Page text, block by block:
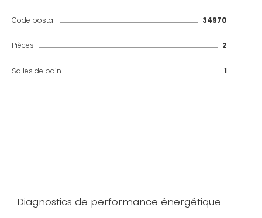
Code postal 34970
Pièces 2
Salles de bain 1
Diagnostics de performance énergétique